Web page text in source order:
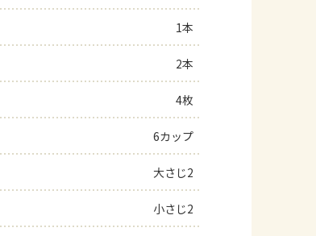
1本
2本
4枚
6カップ
大さじ2
小さじ2